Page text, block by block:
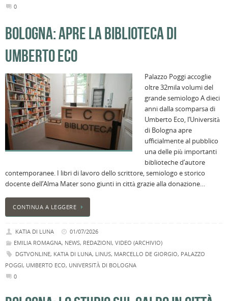
0
BOLOGNA: APRE LA BIBLIOTECA DI
UMBERTO ECO
Palazzo Poggi accoglie
oltre 32mila volumi del
grande semiologo A dieci
anni dalla scomparsa di
Umberto Eco, l’Università
di Bologna apre
ufficialmente al pubblico
una delle più importanti
biblioteche d’autore
contemporanee. I libri di lavoro dello scrittore, semiologo e storico
docente dell’Alma Mater sono giunti in città grazie alla donazione…
CONTINUA A LEGGERE
KATIA DI LUNA
01/07/2026
EMILIA ROMAGNA, NEWS, REDAZIONI, VIDEO (ARCHIVIO)
DGTVONLINE, KATIA DI LUNA, LINUS, MARCELLO DE GIORGIO, PALAZZO
POGGI, UMBERTO ECO, UNIVERSITÀ DI BOLOGNA
0